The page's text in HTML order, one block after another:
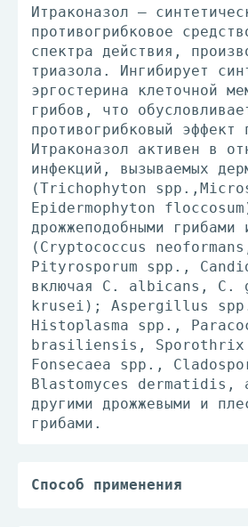
Итраконазол —
противогрибковое
спектра действия,
триазола. Ингибирует
эргостерина клеточной
грибов, что
противогрибковый эффект
Итраконазол активен в
инфекций, вызываемых
(Trichophyton
Epidermophyton
дрожжеподобными грибами
(Cryptococcus
Pityrosporum spp.,
включая С. albicans, C.
krusei); Aspergillus
Histoplasma spp.,
brasiliensis, Sporothrix
Fonsecaea spp.,
Blastomyces dermatidis,
другими дрожжевыми и
грибами.
Способ применения